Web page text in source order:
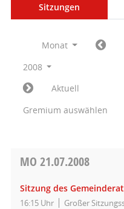
Sitzungen
Monat
2008
Aktuell
Gremium auswählen
MO 21.07.2008
Sitzung des
16:15 Uhr Großer